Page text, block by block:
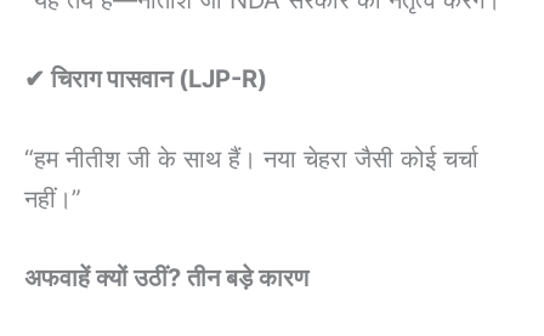
✔ चिराग पासवान (LJP-R)
“हम नीतीश जी के साथ हैं। नया चेहरा जैसी कोई चर्चा
नहीं।”
अफवाहें क्यों उठीं? तीन बड़े कारण